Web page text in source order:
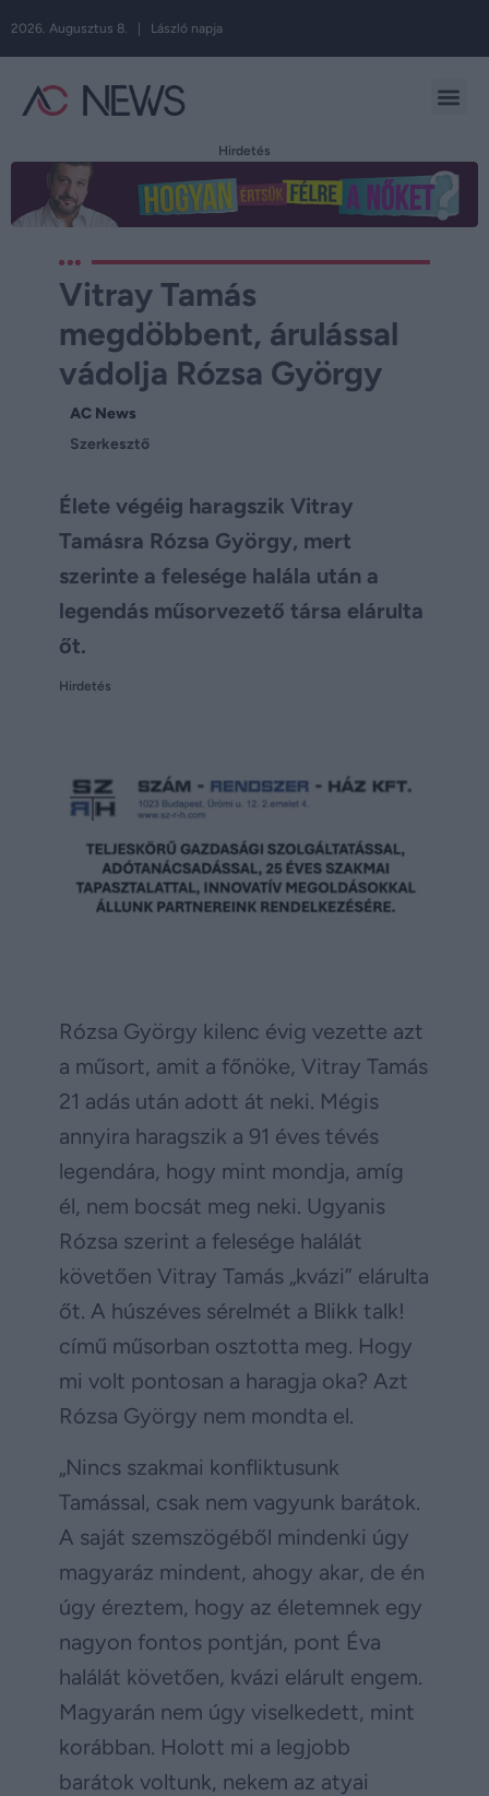
2026. Augusztus 8. | László napja
Hirdetés
Vitray Tamás
megdöbbent, árulással
vádolja Rózsa György
AC News
Szerkesztő
Élete végéig haragszik Vitray
Tamásra Rózsa György, mert
szerinte a felesége halála után a
legendás műsorvezető társa elárulta
őt.
Hirdetés
Rózsa György kilenc évig vezette azt
a műsort, amit a főnöke, Vitray Tamás
21 adás után adott át neki. Mégis
annyira haragszik a 91 éves tévés
legendára, hogy mint mondja, amíg
él, nem bocsát meg neki. Ugyanis
Rózsa szerint a felesége halálát
követően Vitray Tamás „kvázi” elárulta
őt. A húszéves sérelmét a Blikk talk!
című műsorban osztotta meg. Hogy
mi volt pontosan a haragja oka? Azt
Rózsa György nem mondta el.
„Nincs szakmai konfliktusunk
Tamással, csak nem vagyunk barátok.
A saját szemszögéből mindenki úgy
magyaráz mindent, ahogy akar, de én
úgy éreztem, hogy az életemnek egy
nagyon fontos pontján, pont Éva
halálát követően, kvázi elárult engem.
Magyarán nem úgy viselkedett, mint
korábban. Holott mi a legjobb
barátok voltunk, nekem az atyai